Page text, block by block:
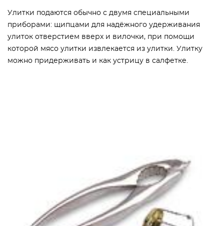
Улитки подаются обычно с двумя специальными
приборами: щипцами для надёжного удерживания
улиток отверстием вверх и вилочки, при помощи
которой мясо улитки извлекается из улитки. Улитку
можно придерживать и как устрицу в салфетке.